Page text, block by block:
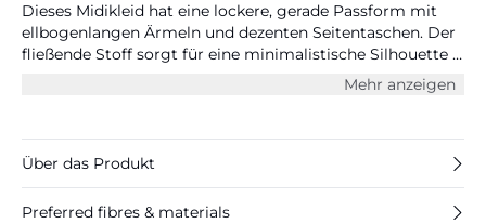
Dieses Midikleid hat eine lockere, gerade Passform mit
ellbogenlangen Ärmeln und dezenten Seitentaschen. Der
fließende Stoff sorgt für eine minimalistische Silhouette –
Mehr anzeigen
Über das Produkt
Preferred fibres & materials